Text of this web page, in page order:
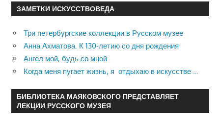
ЗАМЕТКИ ИСКУССТВОВЕДА
Три петербургские коллекции в Русском музее
Анна Ахматова. К 130-летию со дня рождения
Ангел мой, будь со мной
Когда меня пугает жизнь, я отдыхаю в искусстве …
БИБЛИОТЕКА МАЯКОВСКОГО ПРЕДСТАВЛЯЕТ
ЛЕКЦИИ РУССКОГО МУЗЕЯ